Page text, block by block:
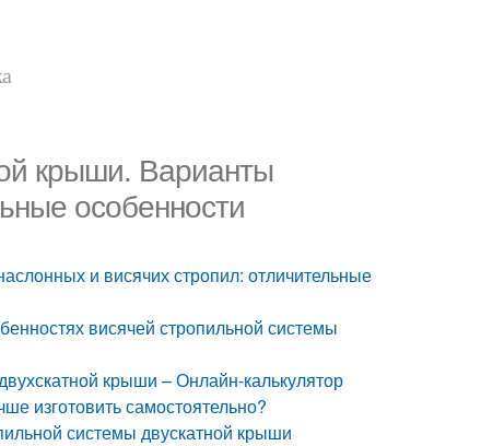
крыши. Варианты
особенности
и висячих стропил: отличительные
висячей стропильной системы
крыши – Онлайн-калькулятор
изготовить самостоятельно?
системы двускатной крыши